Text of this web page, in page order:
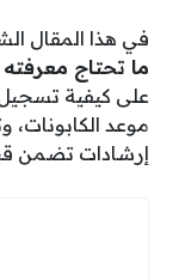
في هذا المقال
ما تحتاج
على كيفية
موعد الكابونات،
إرشادات تضمن